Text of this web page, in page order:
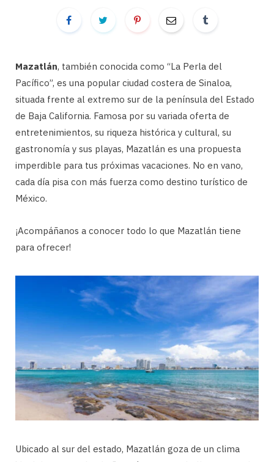
Mazatlán, también conocida como “La Perla del
Pacífico”, es una popular ciudad costera de Sinaloa,
situada frente al extremo sur de la península del Estado
de Baja California. Famosa por su variada oferta de
entretenimientos, su riqueza histórica y cultural, su
gastronomía y sus playas, Mazatlán es una propuesta
imperdible para tus próximas vacaciones. No en vano,
cada día pisa con más fuerza como destino turístico de
México.
¡Acompáñanos a conocer todo lo que Mazatlán tiene
para ofrecer!
Ubicado al sur del estado, Mazatlán goza de un clima